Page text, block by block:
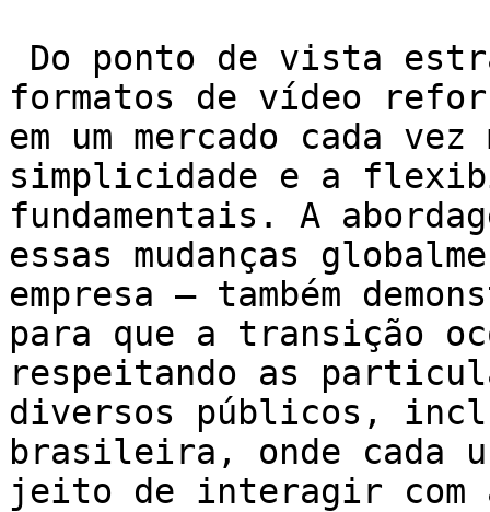
formatos de vídeo
em um mercado cada
simplicidade e a
fundamentais. A
essas mudanças
empresa – também
para que a transição
respeitando as
diversos públicos,
brasileira, onde cada
jeito de interagir com